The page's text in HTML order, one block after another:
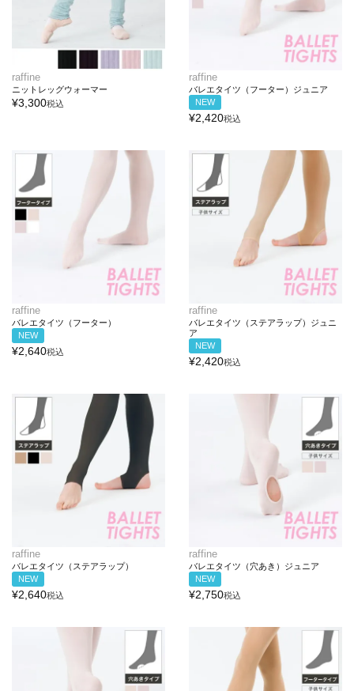
raffine
ニットレッグウォーマー
¥3,300税込
raffine
バレエタイツ（フーター）ジュニア
NEW
¥2,420税込
raffine
バレエタイツ（フーター）
NEW
¥2,640税込
raffine
バレエタイツ（ステアラップ）ジュニ
ア
NEW
¥2,420税込
raffine
バレエタイツ（ステアラップ）
NEW
¥2,640税込
raffine
バレエタイツ（穴あき）ジュニア
NEW
¥2,750税込